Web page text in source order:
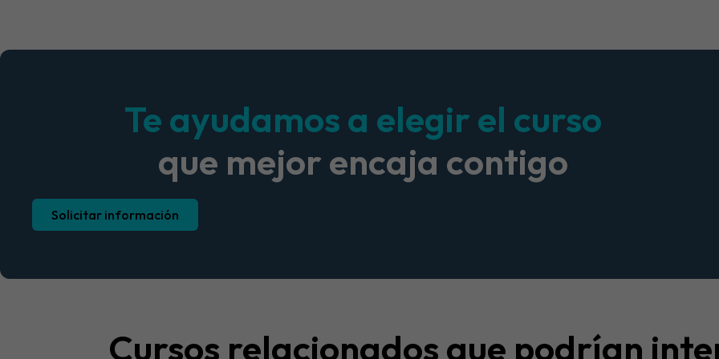
Te ayudamos a elegir el curso
que mejor encaja contigo
Solicitar información
Cursos relacionados que podrían